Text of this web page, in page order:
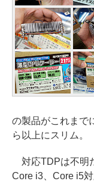
の製品がこれまで
ら以上にスリム。
対応TDPは不明
Core i3、Core i5